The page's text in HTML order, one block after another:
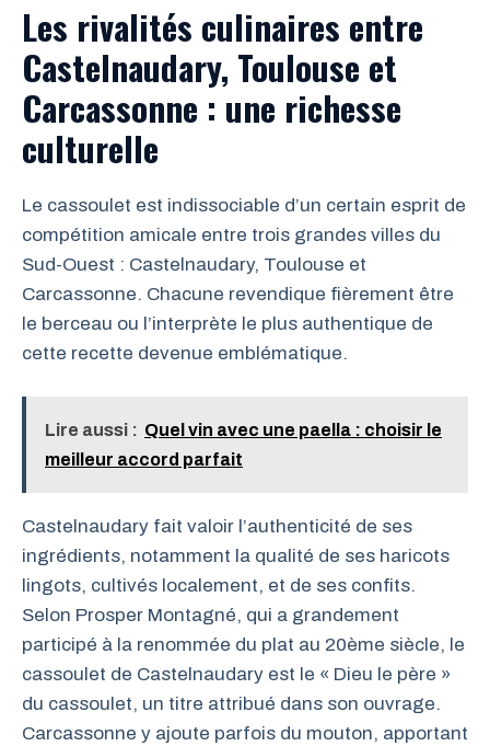
Les rivalités culinaires entre
Castelnaudary, Toulouse et
Carcassonne : une richesse
culturelle
Le cassoulet est indissociable d’un certain esprit de
compétition amicale entre trois grandes villes du
Sud-Ouest : Castelnaudary, Toulouse et
Carcassonne. Chacune revendique fièrement être
le berceau ou l’interprète le plus authentique de
cette recette devenue emblématique.
Lire aussi : Quel vin avec une paella : choisir le
meilleur accord parfait
Castelnaudary fait valoir l’authenticité de ses
ingrédients, notamment la qualité de ses haricots
lingots, cultivés localement, et de ses confits.
Selon Prosper Montagné, qui a grandement
participé à la renommée du plat au 20ème siècle, le
cassoulet de Castelnaudary est le « Dieu le père »
du cassoulet, un titre attribué dans son ouvrage.
Carcassonne y ajoute parfois du mouton, apportant